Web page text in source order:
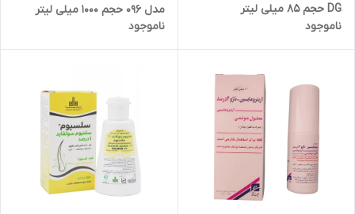
DG حجم 85 میلی لیتر
ناموجود
مدل 096 حجم 1000 میلی لیتر
ناموجود